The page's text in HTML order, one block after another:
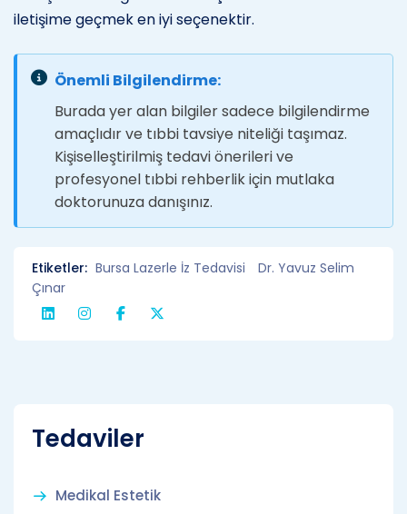
iletişime geçmek en iyi seçenektir.
Önemli Bilgilendirme:
Burada yer alan bilgiler sadece bilgilendirme
amaçlıdır ve tıbbi tavsiye niteliği taşımaz.
Kişiselleştirilmiş tedavi önerileri ve
profesyonel tıbbi rehberlik için mutlaka
doktorunuza danışınız.
Etiketler: Bursa Lazerle İz Tedavisi
Dr. Yavuz Selim
Çınar
Tedaviler
Medikal Estetik